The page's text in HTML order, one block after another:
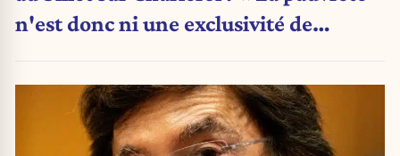
n'est donc ni une exclusivité de